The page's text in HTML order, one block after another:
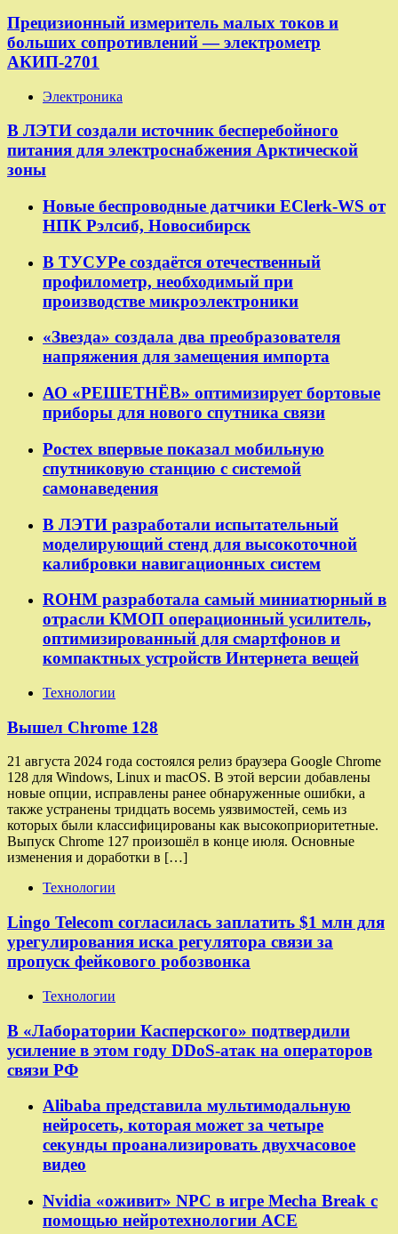
Прецизионный измеритель малых токов и
больших сопротивлений — электрометр
АКИП-2701
Электроника
В ЛЭТИ создали источник бесперебойного
питания для электроснабжения Арктической
зоны
Новые беспроводные датчики EClerk-WS от
НПК Рэлсиб, Новосибирск
В ТУСУРе создаётся отечественный
профилометр, необходимый при
производстве микроэлектроники
«Звезда» создала два преобразователя
напряжения для замещения импорта
АО «РЕШЕТНЁВ» оптимизирует бортовые
приборы для нового спутника связи
Ростех впервые показал мобильную
спутниковую станцию с системой
самонаведения
В ЛЭТИ разработали испытательный
моделирующий стенд для высокоточной
калибровки навигационных систем
ROHM разработала самый миниатюрный в
отрасли КМОП операционный усилитель,
оптимизированный для смартфонов и
компактных устройств Интернета вещей
Технологии
Вышел Chrome 128
21 августа 2024 года состоялся релиз браузера Google Chrome
128 для Windows, Linux и macOS. В этой версии добавлены
новые опции, исправлены ранее обнаруженные ошибки, а
также устранены тридцать восемь уязвимостей, семь из
которых были классифицированы как высокоприоритетные.
Выпуск Chrome 127 произошёл в конце июля. Основные
изменения и доработки в […]
Технологии
Lingo Telecom согласилась заплатить $1 млн для
урегулирования иска регулятора связи за
пропуск фейкового робозвонка
Технологии
В «Лаборатории Касперского» подтвердили
усиление в этом году DDoS-атак на операторов
связи РФ
Alibaba представила мультимодальную
нейросеть, которая может за четыре
секунды проанализировать двухчасовое
видео
Nvidia «оживит» NPC в игре Mecha Break с
помощью нейротехнологии ACE